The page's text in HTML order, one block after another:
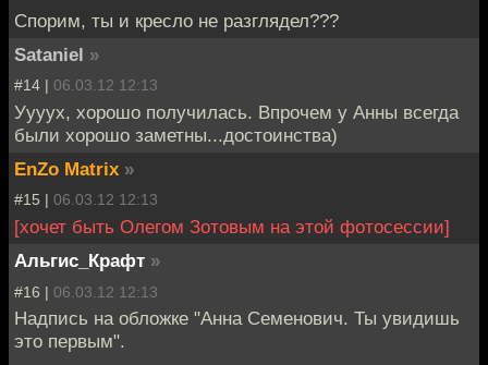
Спорим, ты и кресло не разглядел???
Sataniel »
#14 | 06.03.12 12:13
Уууух, хорошо получилась. Впрочем у Анны всегда
были хорошо заметны...достоинства)
EnZo Matrix »
#15 | 06.03.12 12:13
[хочет быть Олегом Зотовым на этой фотосессии]
Альгис_Крафт »
#16 | 06.03.12 12:13
Надпись на обложке "Анна Семенович. Ты увидишь
это первым".